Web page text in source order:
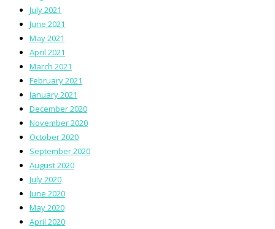
July 2021
June 2021
May 2021
April 2021
March 2021
February 2021
January 2021
December 2020
November 2020
October 2020
September 2020
August 2020
July 2020
June 2020
May 2020
April 2020